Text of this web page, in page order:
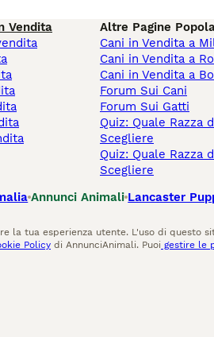
Vendita
Altre Pagine
Cani in Vendita a
Cani in Vendita a
Cani in Vendita a
Forum Sui Cani
Forum Sui Gatti
Quiz: Quale Razza
Scegliere
Quiz: Quale Razza
Scegliere
Annunci Animali Lancaster
la tua esperienza utente. L'uso di questo
Policy di AnnunciAnimali. Puoi gestire le